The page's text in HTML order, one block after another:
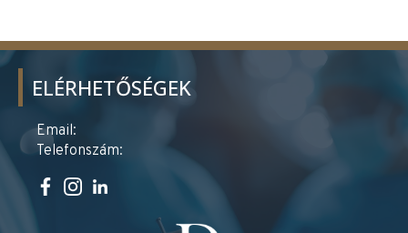
ELÉRHETŐSÉGEK
Email:
Telefonszám: